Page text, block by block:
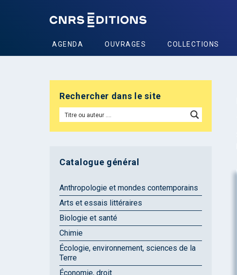
AGENDA OUVRAGES COLLECTIONS
Rechercher dans le site
Catalogue général
Anthropologie et mondes contemporains
Arts et essais littéraires
Biologie et santé
Chimie
Écologie, environnement, sciences de la
Terre
Économie, droit